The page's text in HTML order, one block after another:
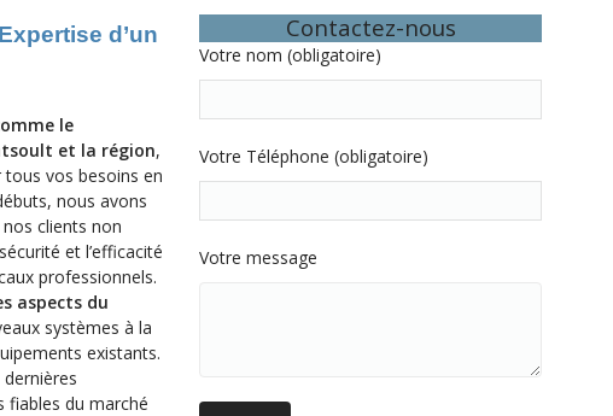
d’un
le
et la région,
vos besoins en
nous avons
clients non
et l’efficacité
professionnels.
aspects du
systèmes à la
existants.
fiables du marché
Contactez-nous
Votre nom (obligatoire)
Votre Téléphone (obligatoire)
Votre message